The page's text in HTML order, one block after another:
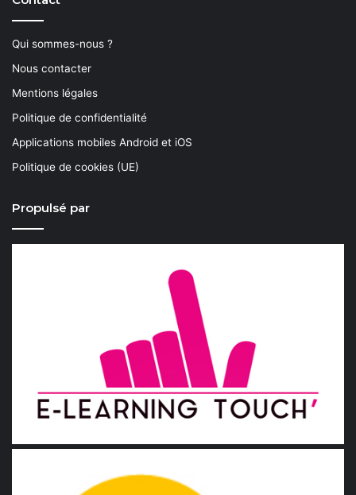
Qui sommes-nous ?
Nous contacter
Mentions légales
Politique de confidentialité
Applications mobiles Android et iOS
Politique de cookies (UE)
Propulsé par